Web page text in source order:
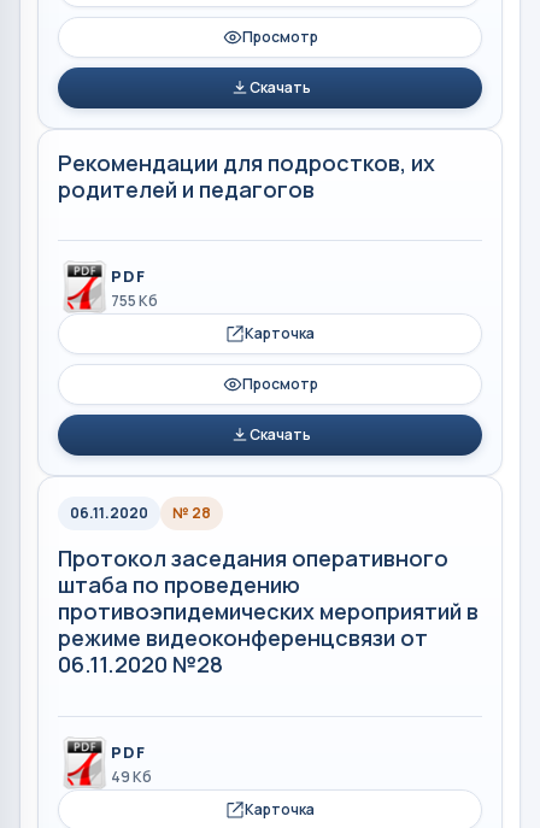
Просмотр
Скачать
Рекомендации для подростков, их
родителей и педагогов
PDF
755 Кб
Карточка
Просмотр
Скачать
06.11.2020 № 28
Протокол заседания оперативного
штаба по проведению
противоэпидемических мероприятий в
режиме видеоконференцсвязи от
06.11.2020 №28
PDF
49 Кб
Карточка